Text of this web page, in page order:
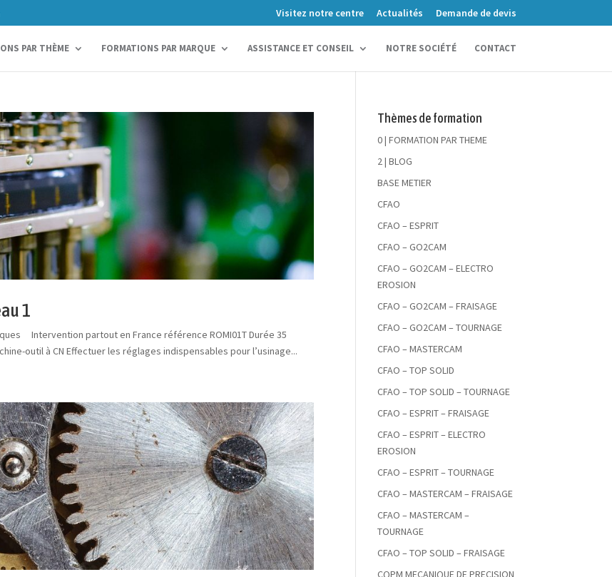
Visitez notre centre Actualités Demande de devis
PAR THÈME FORMATIONS PAR MARQUE ASSISTANCE ET CONSEIL NOTRE SOCIÉTÉ CONTACT
1
Intervention partout en France référence ROMI01T Durée 35
outil à CN Effectuer les réglages indispensables pour l’usinage...
Thèmes de formation
0 | FORMATION PAR THEME
2 | BLOG
BASE METIER
CFAO
CFAO – ESPRIT
CFAO – GO2CAM
CFAO – GO2CAM – ELECTRO
EROSION
CFAO – GO2CAM – FRAISAGE
CFAO – GO2CAM – TOURNAGE
CFAO – MASTERCAM
CFAO – TOP SOLID
CFAO – TOP SOLID – TOURNAGE
CFAO – ESPRIT – FRAISAGE
CFAO – ESPRIT – ELECTRO
EROSION
CFAO – ESPRIT – TOURNAGE
CFAO – MASTERCAM – FRAISAGE
CFAO – MASTERCAM –
TOURNAGE
CFAO – TOP SOLID – FRAISAGE
CQPM MECANIQUE DE PRECISION